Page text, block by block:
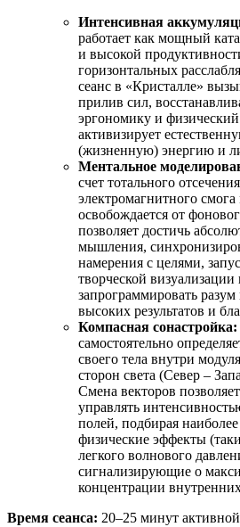
Интенсивная
работает как мощный
и высокой
горизонтальных
сеанс в «Кристалле»
прилив сил,
эргономику и
активизирует
(жизненную) энергию и
Ментальное
счет тотального
электромагнитного смога
освобождается от
позволяет достичь
мышления,
намерения с целями,
творческой визуализации
запрограммировать
высоких результатов и
Компасная сонастройка:
самостоятельно
своего тела внутри
сторон света (Север –
Смена векторов
управлять
полей, подбирая
физические эффекты
легкого волнового
сигнализирующие о
концентрации
Время сеанса: 20–25 минут активной